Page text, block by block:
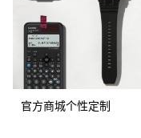
官方商城个性定制